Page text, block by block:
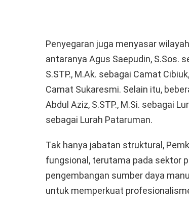
Penyegaran juga menyasar
antaranya Agus Saepudin, S.Sos.
S.STP., M.Ak. sebagai Camat
Camat Sukaresmi. Selain itu,
Abdul Aziz, S.STP., M.Si. sebagai
sebagai Lurah Pataruman.
Tak hanya jabatan struktural,
fungsional, terutama pada sektor
pengembangan sumber daya
untuk memperkuat